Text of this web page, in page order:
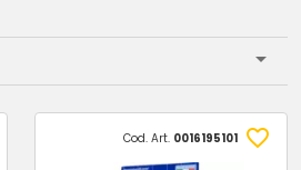
Cod. Art. 0016195101